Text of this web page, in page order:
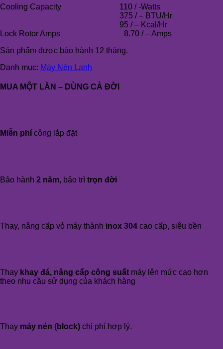
Cooling Capacity
110 / -Watts
375 / – BTU/Hr
95 / – Kcal/Hr
Lock Rotor Amps
8.70 / – Amps
Sản phẩm được bảo hành 12 tháng.
Danh mục: Máy Nén Lạnh
MUA MỘT LẦN – DÙNG CẢ ĐỜI
Miễn phí công lắp đặt
Bảo hành 2 năm, bảo trì trọn đời
Thay, nâng cấp vỏ máy thành inox 304 cao cấp, siêu bền
Thay khay đá, nâng cấp công suất máy lên mức cao hơn
theo nhu cầu sử dụng của khách hàng
Thay máy nén (block) chi phí hợp lý.